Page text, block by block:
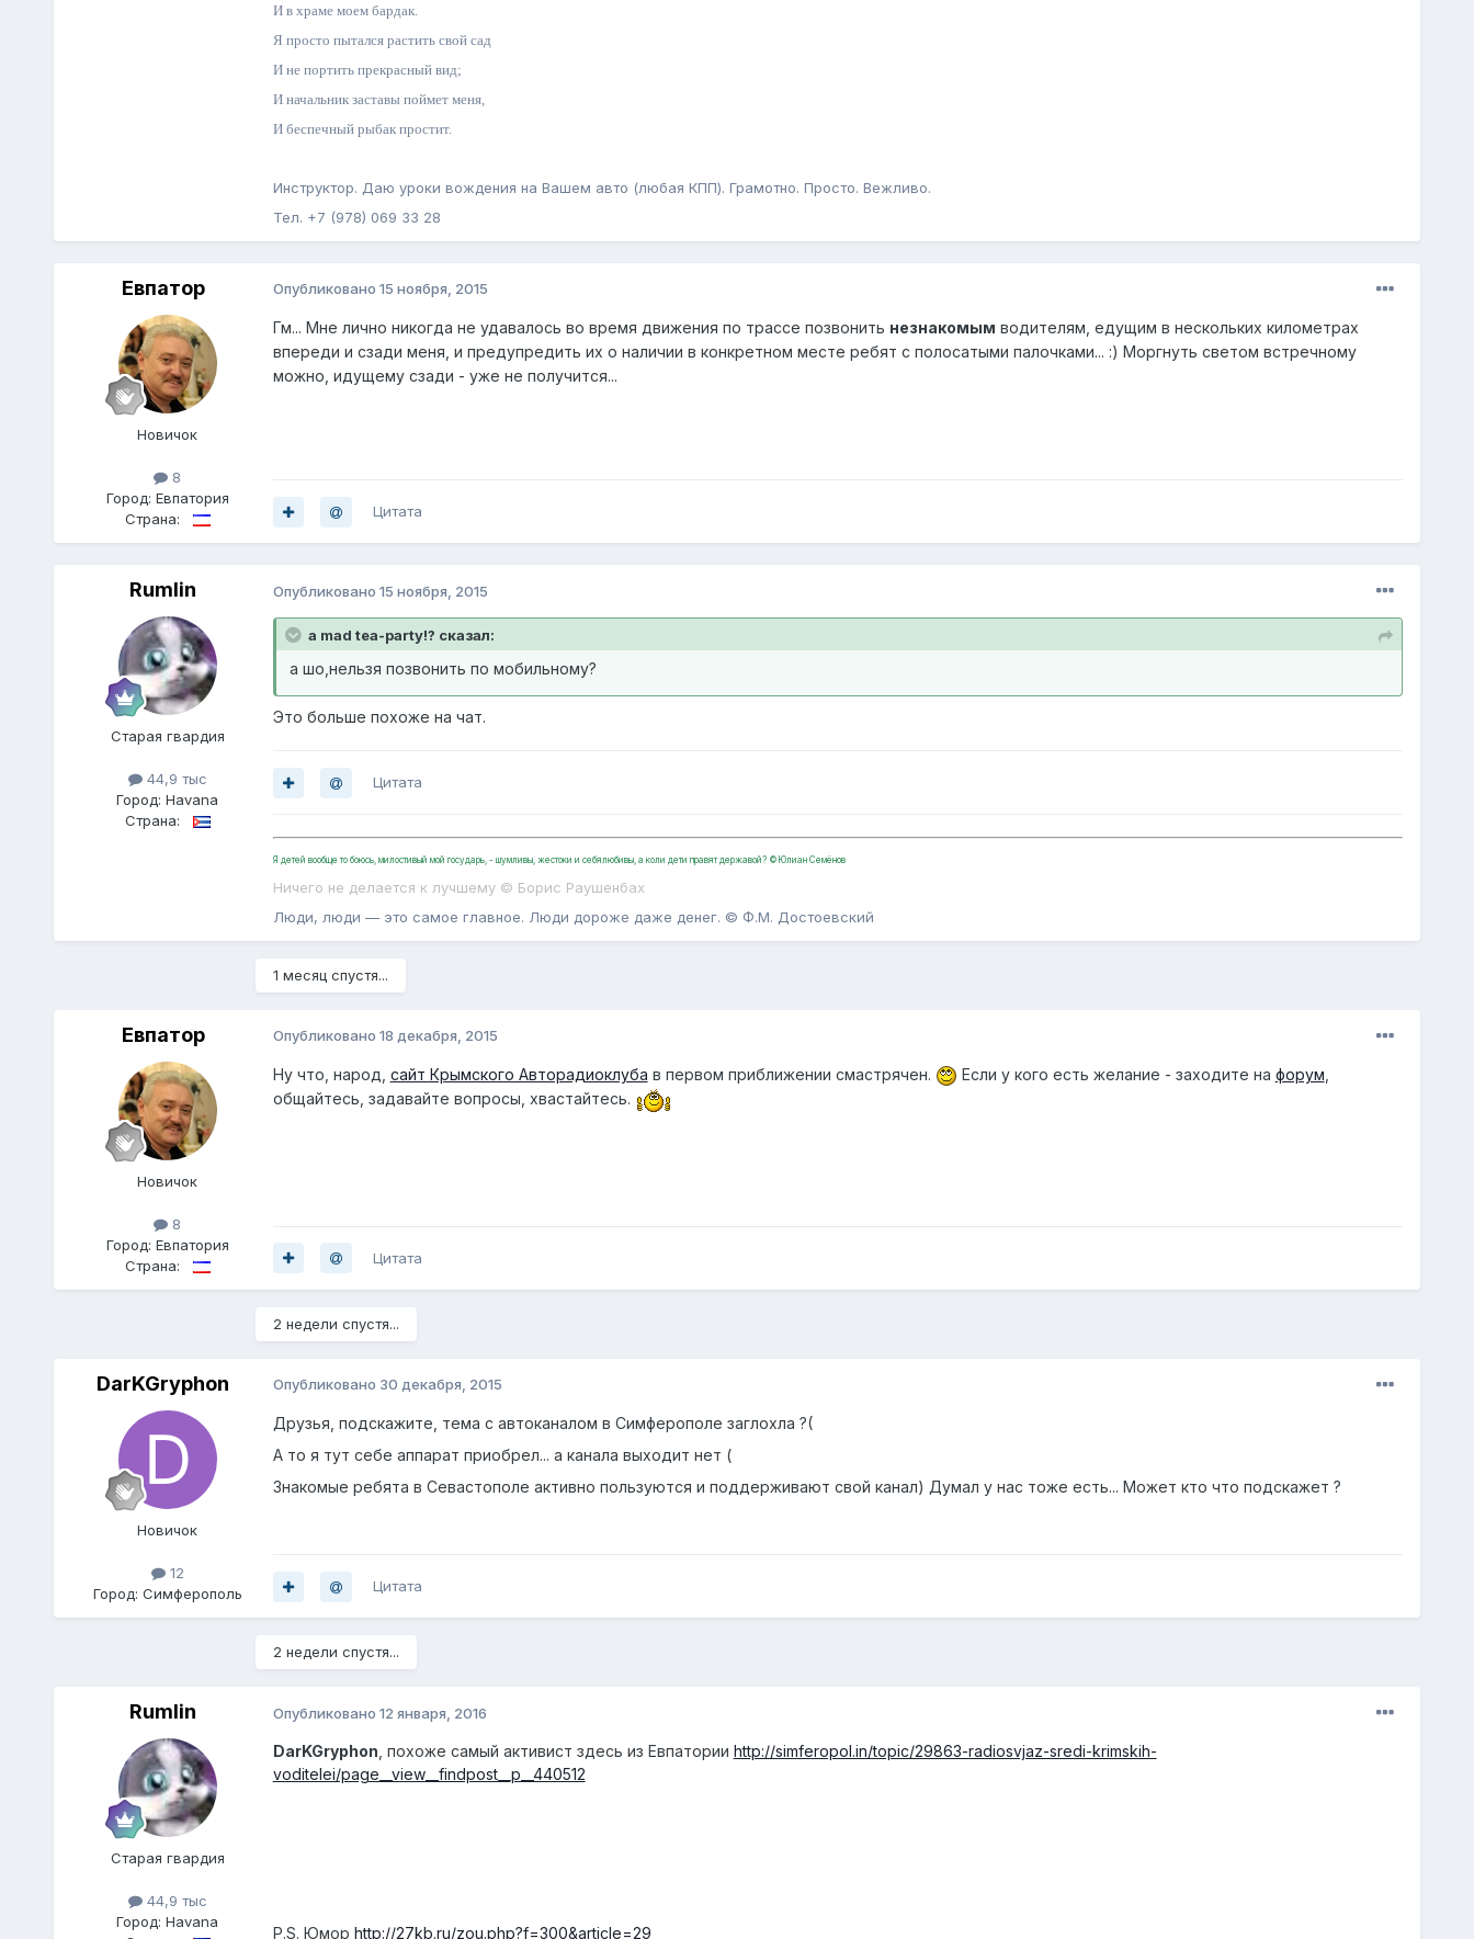
И в храме моем бардак.
Я просто пытался растить свой сад
И не портить прекрасный вид;
И начальник заставы поймет меня,
И беспечный рыбак простит.
Инструктор. Даю уроки вождения на Вашем авто (любая КПП). Грамотно. Просто. Вежливо.
Тел. +7 (978) 069 33 28
Евпатор
Новичок
8
Город: Евпатория
Страна:
Опубликовано 15 ноября, 2015
Гм... Мне лично никогда не удавалось во время движения по трассе позвонить незнакомым водителям, едущим в нескольких километрах
впереди и сзади меня, и предупредить их о наличии в конкретном месте ребят с полосатыми палочками... :) Моргнуть светом встречному
можно, идущему сзади - уже не получится...
Цитата
Rumlin
Старая гвардия
44,9 тыс
Город:Havana
Страна:
Опубликовано 15 ноября, 2015
a mad tea-party!? сказал:
а шо,нельзя позвонить по мобильному?
Это больше похоже на чат.
Цитата
Я детей вообще то боюсь, милостивый мой государь, - шумливы, жестоки и себялюбивы, а коли дети правят державой? ©Юлиан Семёнов
Ничего не делается к лучшему © Борис Раушенбах
Люди, люди — это самое главное. Люди дороже даже денег. © Ф.М. Достоевский
1 месяц спустя...
Евпатор
Новичок
8
Город: Евпатория
Страна:
Опубликовано 18 декабря, 2015
Ну что, народ, сайт Крымского Авторадиоклуба в первом приближении смастрячен. Если у кого есть желание - заходите на форум
общайтесь, задавайте вопросы, хвастайтесь.
Цитата
2 недели спустя...
DarKGryphon
Новичок
12
Город: Симферополь
Опубликовано 30 декабря, 2015
Друзья, подскажите, тема с автоканалом в Симферополе заглохла ?(
А то я тут себе аппарат приобрел... а канала выходит нет (
Знакомые ребята в Севастополе активно пользуются и поддерживают свой канал) Думал у нас тоже есть... Может кто что подскажет ?
Цитата
2 недели спустя...
Rumlin
Старая гвардия
44,9 тыс
Город:Havana
Опубликовано 12 января, 2016
DarKGryphon , похоже самый активист здесь из Евпатории http://simferopol.in/topic/29863-radiosvjaz-sredi-krimskih-
voditelei/page__view__findpost__p__440512
P.S. Юмор http://27kb.ru/zou.php?f=300&article=29